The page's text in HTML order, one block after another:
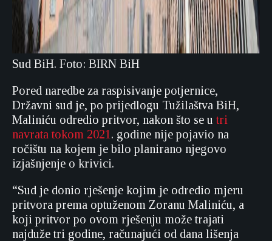
Sud BiH. Foto: BIRN BiH
Pored naredbe za raspisivanje potjernice,
Državni sud je, po prijedlogu Tužilaštva BiH,
Maliniću odredio pritvor, nakon što se u tri
navrata tokom 2021 . godine nije pojavio na
ročištu na kojem je bilo planirano njegovo
izjašnjenje o krivici.
“Sud je donio rješenje kojim je odredio mjeru
pritvora prema optuženom Zoranu Maliniću, a
koji pritvor po ovom rješenju može trajati
najduže tri godine, računajući od dana lišenja